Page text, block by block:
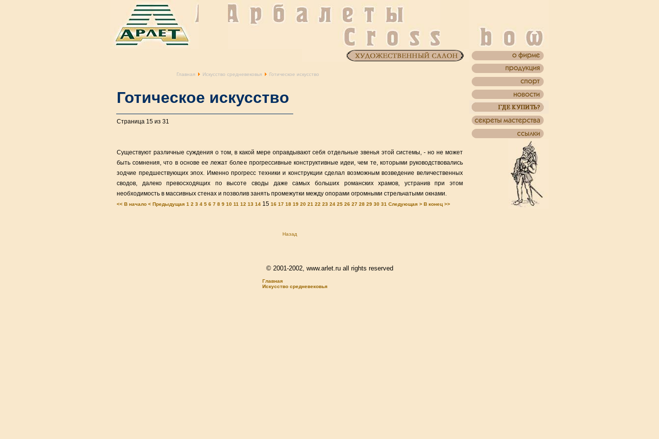
Главная Искусство средневековья Готическое искусство
Готическое искусство
Страница 15 из 31
Существуют различные суждения о том, в какой мере оправдывают себя отдельные звенья этой системы, - но не может
быть сомнения, что в основе ее лежат более прогрессивные конструктивные идеи, чем те, которыми руководствовались
зодчие предшествующих эпох. Именно прогресс техники и конструкции сделал возможным возведение величественных
сводов, далеко превосходящих по высоте своды даже самых больших романских храмов, устранив при этом
необходимость в массивных стенах и позволив занять промежутки между опорами огромными стрельчатыми окнами.
<< В начало < Предыдущая 1 2 3 4 5 6 7 8 9 10 11 12 13 14 15 16 17 18 19 20 21 22 23 24 25 26 27 28 29 30 31 Следующая > В конец >>
Назад
© 2001-2002, www.arlet.ru all rights reserved
Главная
Искусство средневековья